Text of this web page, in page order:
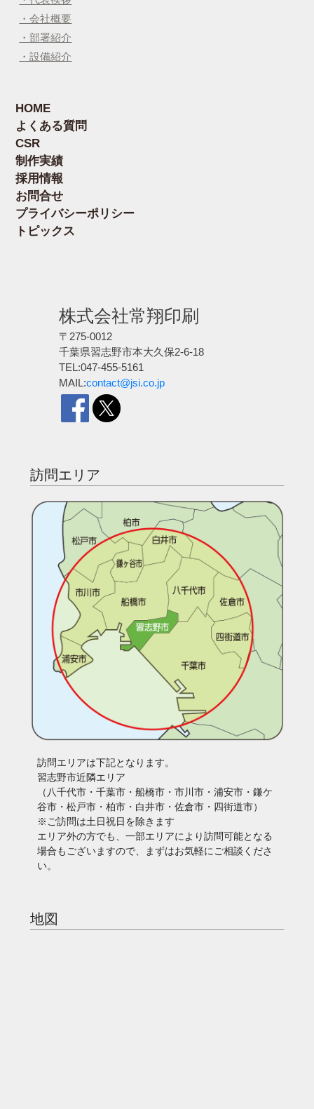
・会社概要
・部署紹介
・設備紹介
HOME
よくある質問
CSR
制作実績
採用情報
お問合せ
プライバシーポリシー
トピックス
株式会社常翔印刷
〒275-0012
千葉県習志野市本大久保2-6-18
TEL:047-455-5161
MAIL:contact@jsi.co.jp
訪問エリア
訪問エリアは下記となります。
習志野市近隣エリア
（八千代市・千葉市・船橋市・市川市・浦安市・鎌ケ
谷市・松戸市・柏市・白井市・佐倉市・四街道市）
※ご訪問は土日祝日を除きます
エリア外の方でも、一部エリアにより訪問可能となる
場合もございますので、まずはお気軽にご相談くださ
い。
地図